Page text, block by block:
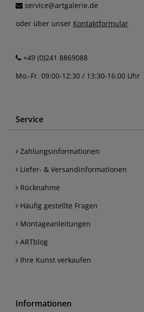
service@artgalerie.de
oder über unser Kontaktformular
+49 (0)241 8869088
Mo.-Fr. 09:00-12:30 / 13:30-16:00 Uhr
Service
Zahlungsinformationen
Liefer- & Versandinformationen
Rücknahme
Häufig gestellte Fragen
Montageanleitungen
ARTblog
Ihre Kunst verkaufen
Informationen